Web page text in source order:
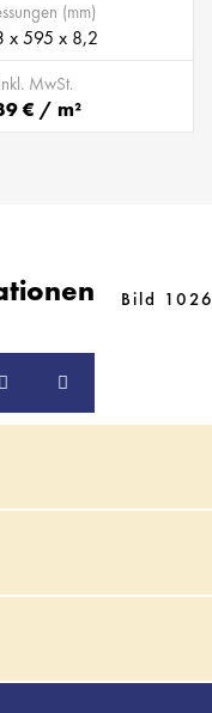
(mm)
x 595 x 8,2
MwSt.
€ / m²
Bild